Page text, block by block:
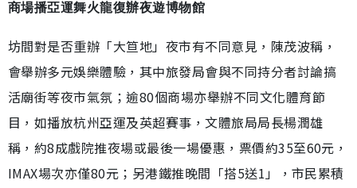
商場播亞運舞火龍復辦夜遊博物館
坊間對是否重辦「大笪地」夜市有不同意見，陳茂波稱，
會舉辦多元娛樂體驗，其中旅發局會與不同持分者討論搞
活廟街等夜市氣氛；逾80個商場亦舉辦不同文化體育節
目，如播放杭州亞運及英超賽事，文體旅局局長楊潤雄
稱，約8成戲院推夜場或最後一場優惠，票價約35至60元，
IMAX場次亦僅80元；另港鐵推晚間「搭5送1」，市民累積